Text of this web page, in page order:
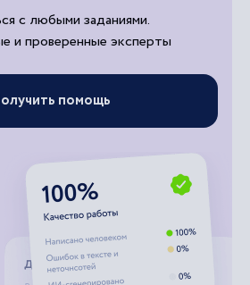
с любыми заданиями.
и проверенные эксперты
помощь